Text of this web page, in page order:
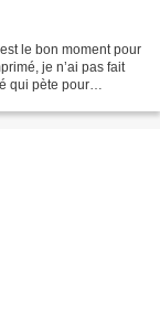
le bon moment pour
je n’ai pas fait
qui pète pour